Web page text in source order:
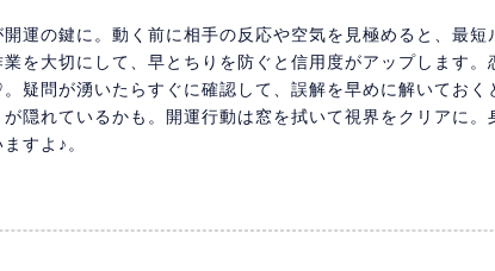
運の鍵に。動く前に相手の反応や空気を見極めると、最短
を大切にして、早とちりを防ぐと信用度がアップします。
疑問が湧いたらすぐに確認して、誤解を早めに解いておく
隠れているかも。開運行動は窓を拭いて視界をクリアに。
すよ♪。